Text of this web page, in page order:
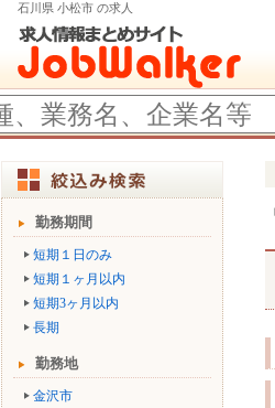
石川県 小松市 の求人
勤務期間
短期１日のみ
短期１ヶ月以内
短期3ヶ月以内
長期
勤務地
金沢市